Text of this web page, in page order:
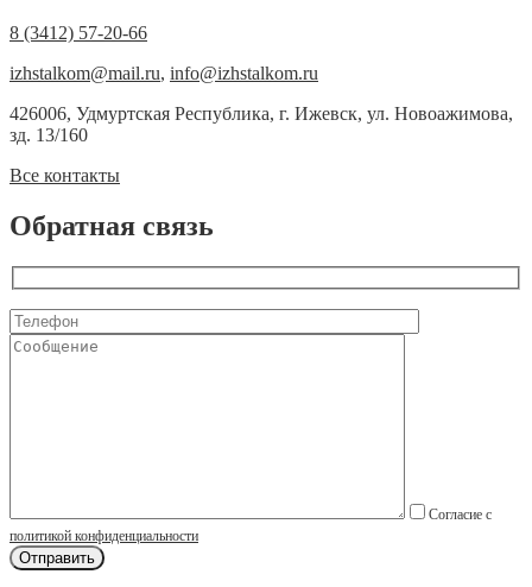
8 (3412) 57-20-66
izhstalkom@mail.ru, info@izhstalkom.ru
426006, Удмуртская Республика, г. Ижевск, ул. Новоажимова,
зд. 13/160
Все контакты
Обратная связь
Согласие с
политикой конфиденциальности